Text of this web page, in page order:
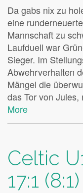
Da gabs nix zu
eine
Mannschaft zu
Laufduell war
Sieger. Im
Abwehrverhalten
Mängel die
das Tor von
More
Celtic
17:1 (8:1)